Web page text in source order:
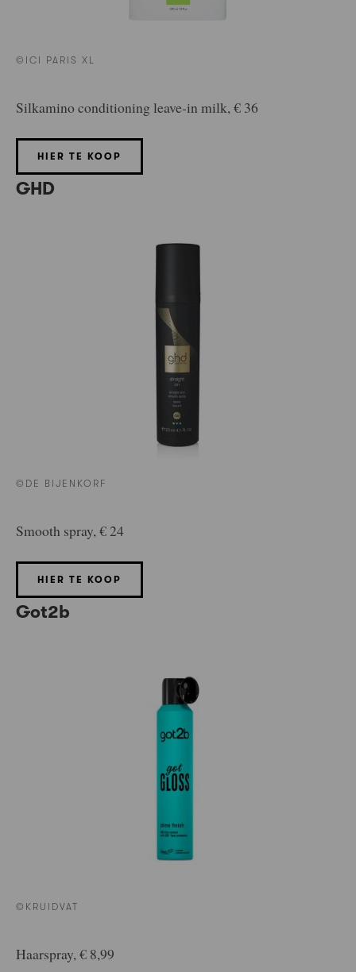
©ICI PARIS XL
Silkamino conditioning leave-in milk, € 36
HIER TE KOOP
GHD
©DE BIJENKORF
Smooth spray, € 24
HIER TE KOOP
Got2b
©KRUIDVAT
Haarspray, € 8,99